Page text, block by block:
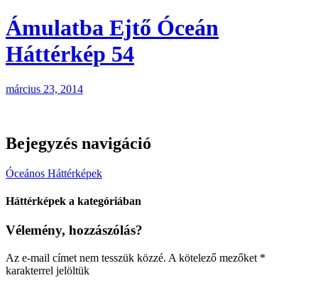
Ámulatba Ejtő Óceán
Háttérkép 54
március 23, 2014
Bejegyzés navigáció
Óceános Háttérképek
Háttérképek a kategóriában
Vélemény, hozzászólás?
Az e-mail címet nem tesszük közzé. A kötelező mezőket *
karakterrel jelöltük